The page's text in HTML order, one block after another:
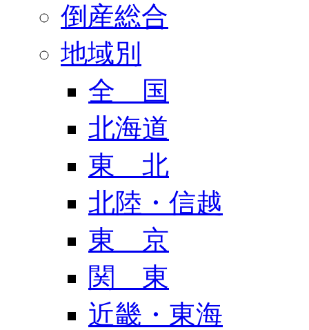
倒産総合
地域別
全 国
北海道
東 北
北陸・信越
東 京
関 東
近畿・東海